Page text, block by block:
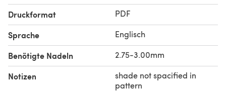
Druckformat PDF
Sprache Englisch
Benötigte Nadeln 2.75-3.00mm
Notizen
shade not spacified in
pattern